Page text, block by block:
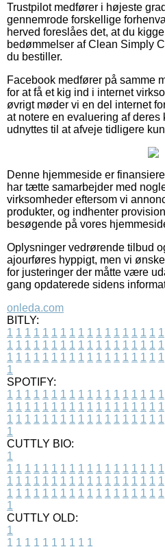
Trustpilot medfører i højeste
gennemrode forskellige
herved foreslåes det, at du
bedømmelser af Clean Simply
du bestiller.
Facebook medfører på samme
for at få et kig ind i internet
øvrigt møder vi en del internet
at notere en evaluering af
udnyttes til at afveje tidligere
Denne hjemmeside er
har tætte samarbejder med
virksomheder eftersom vi
produkter, og indhenter
besøgende på vores
Oplysninger vedrørende tilbud
ajourføres hyppigt, men vi
for justeringer der måtte være
gang opdaterede sidens
onleda.com
BITLY:
1 1 1 1 1 1 1 1 1 1 1 1 1 1 1 1 1 1
1 1 1 1 1 1 1 1 1 1 1 1 1 1 1 1 1 1
1 1 1 1 1 1 1 1 1 1 1 1 1 1 1 1 1 1
1
SPOTIFY:
1 1 1 1 1 1 1 1 1 1 1 1 1 1 1 1 1 1
1 1 1 1 1 1 1 1 1 1 1 1 1 1 1 1 1 1
1 1 1 1 1 1 1 1 1 1 1 1 1 1 1 1 1 1
1
CUTTLY BIO:
1
1 1 1 1 1 1 1 1 1 1 1 1 1 1 1 1 1 1
1 1 1 1 1 1 1 1 1 1 1 1 1 1 1 1 1 1
1 1 1 1 1 1 1 1 1 1 1 1 1 1 1 1 1 1
1
CUTTLY OLD:
1
1 1 1 1 1 1 1 1 1 1